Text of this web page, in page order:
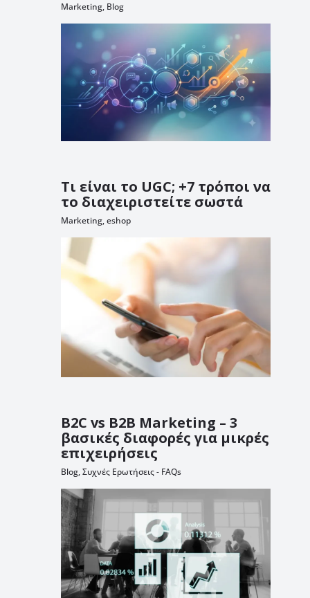
Marketing, Blog
Τι είναι το UGC; +7 τρόποι να
το διαχειριστείτε σωστά
Marketing,eshop
B2C vs B2B Marketing – 3
βασικές διαφορές για μικρές
επιχειρήσεις
Blog,Συχνές Ερωτήσεις - FAQs